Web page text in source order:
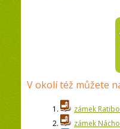
V okolí též můžete
1.
zámek
2.
zámek